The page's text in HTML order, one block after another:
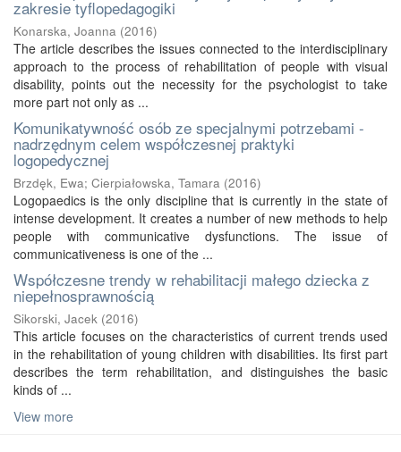
zakresie tyflopedagogiki
Konarska, Joanna (2016)
The article describes the issues connected to the interdisciplinary
approach to the process of rehabilitation of people with visual
disability, points out the necessity for the psychologist to take
more part not only as ...
Komunikatywność osób ze specjalnymi potrzebami -
nadrzędnym celem współczesnej praktyki
logopedycznej
Brzdęk, Ewa; Cierpiałowska, Tamara (2016)
Logopaedics is the only discipline that is currently in the state of
intense development. It creates a number of new methods to help
people with communicative dysfunctions. The issue of
communicativeness is one of the ...
Współczesne trendy w rehabilitacji małego dziecka z
niepełnosprawnością
Sikorski, Jacek (2016)
This article focuses on the characteristics of current trends used
in the rehabilitation of young children with disabilities. Its first part
describes the term rehabilitation, and distinguishes the basic
kinds of ...
View more